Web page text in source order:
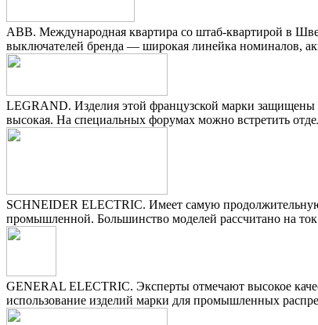
ABB. Международная квартира со штаб-квартирой в
выключателей бренда — широкая линейка номиналов,
LEGRAND. Изделия этой французской марки защищены
высокая. На специальных форумах можно встретить
SCHNEIDER ELECTRIC. Имеет самую
промышленной. Большинство моделей рассчитано на
GENERAL ELECTRIC. Эксперты отмечают высокое
использование изделий марки для промышленных